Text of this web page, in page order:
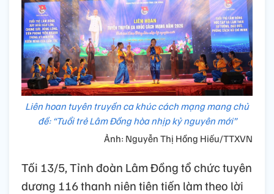
Liên hoan tuyên truyền ca khúc cách mạng mang chủ
đề: “Tuổi trẻ Lâm Đồng hòa nhịp kỷ nguyên mới”
Ảnh: Nguyễn Thị Hồng Hiếu/TTXVN
Tối 13/5, Tỉnh đoàn Lâm Đồng tổ chức tuyên
dương 116 thanh niên tiên tiến làm theo lời